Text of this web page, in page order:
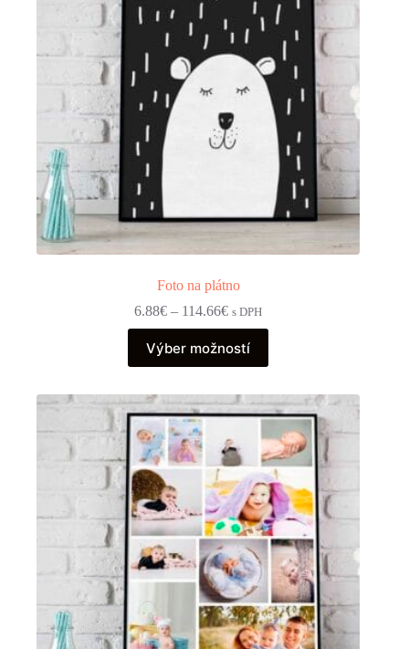
Foto na plátno
6.88€ – 114.66€Price
range:
6.88€
through
s DPH
Výber možností
produkt
má
variantov.
Možnosti
si
môžete
vybrať
na
stránke
produktu.